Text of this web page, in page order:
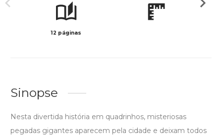
12 páginas
Sinopse
Nesta divertida história em quadrinhos, misteriosas
pegadas gigantes aparecem pela cidade e deixam todos